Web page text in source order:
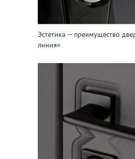
Эстетика — преимущество
линия»